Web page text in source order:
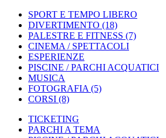
SPORT E TEMPO LIBERO
DIVERTIMENTO (18)
PALESTRE E FITNESS (7)
CINEMA / SPETTACOLI
ESPERIENZE
PISCINE / PARCHI ACQUATICI
MUSICA
FOTOGRAFIA (5)
CORSI (8)
TICKETING
PARCHI A TEMA